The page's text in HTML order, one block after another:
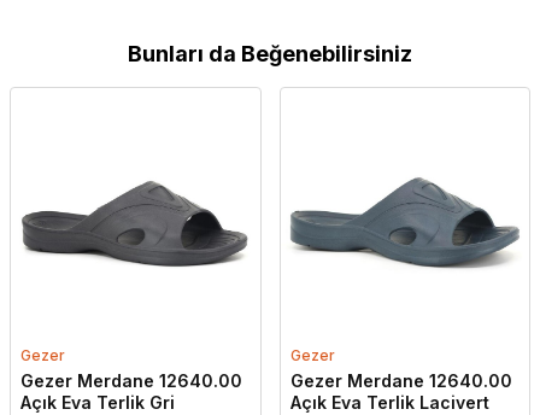
Bunları da Beğenebilirsiniz
Gezer
Gezer Merdane 12640.00
Açık Eva Terlik Gri
Gezer
Gezer Merdane 12640.00
Açık Eva Terlik Lacivert